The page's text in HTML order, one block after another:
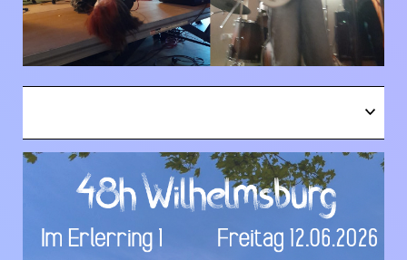
1000 Steine im Freizeithaus 17.04.26